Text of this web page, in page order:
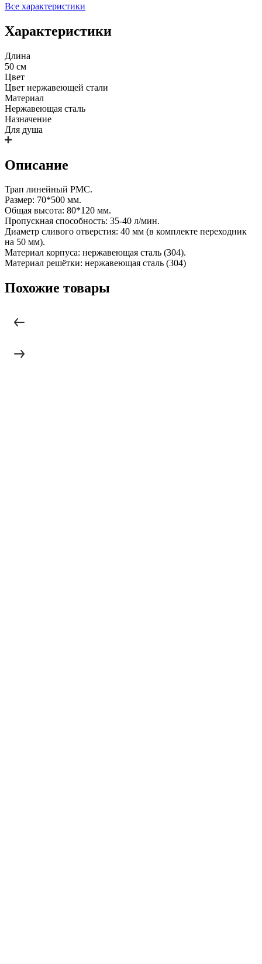
Все характеристики
Характеристики
Длина
50 см
Цвет
Цвет нержавеющей стали
Материал
Нержавеющая сталь
Назначение
Для душа
Описание
Трап линейный РМС.
Размер: 70*500 мм.
Общая высота: 80*120 мм.
Пропускная способность: 35-40 л/мин.
Диаметр сливого отверстия: 40 мм (в комплекте переходник
на 50 мм).
Материал корпуса: нержавеющая сталь (304).
Материал решётки: нержавеющая сталь (304)
Похожие товары